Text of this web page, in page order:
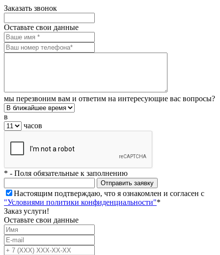
Заказать звонок
Оставьте свои данные
мы перезвоним вам и ответим на интересующие вас вопросы?
в
часов
* - Поля обязательные к заполнению
Настоящим подтверждаю, что я ознакомлен и согласен с
"Условиями политики конфиденциальности"*
Заказ услуги!
Оставьте свои данные